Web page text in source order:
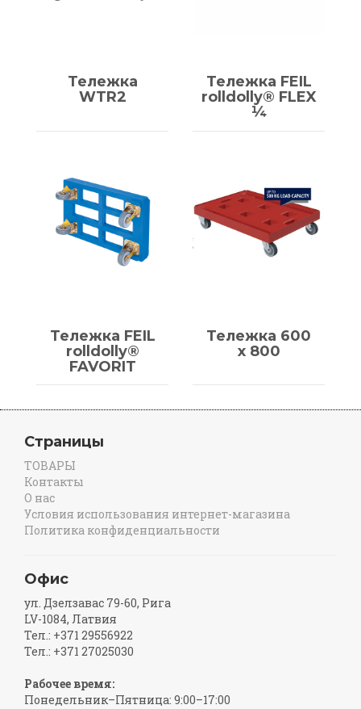
Тележка
WTR2
Тележка FEIL
rolldolly® FLEX
¼
Тележка FEIL
rolldolly®
FAVORIT
Тележка 600
x 800
Страницы
ТОВАРЫ
Контакты
О нас
Условия использования интернет-магазина
Политика конфиденциальности
Офис
ул. Дзелзавас 79-60, Рига
LV-1084, Латвия
Тел.: +371 29556922
Тел.: +371 27025030
Рабочее время:
Понедельник–Пятница: 9:00–17:00